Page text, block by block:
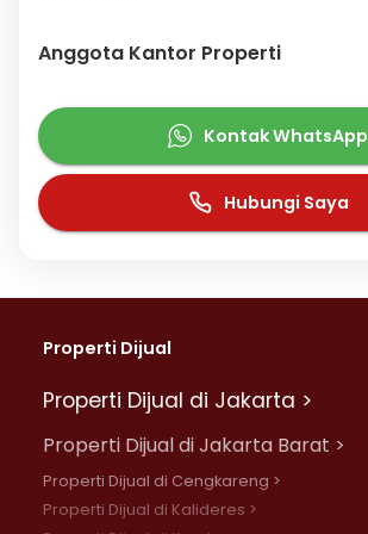
Anggota Kantor Properti
Kontak WhatsApp
Hubungi Saya
Properti Dijual
Properti Dijual di Jakarta >
Properti Dijual di Jakarta Barat >
Properti Dijual di Cengkareng >
Properti Dijual di Kalideres >